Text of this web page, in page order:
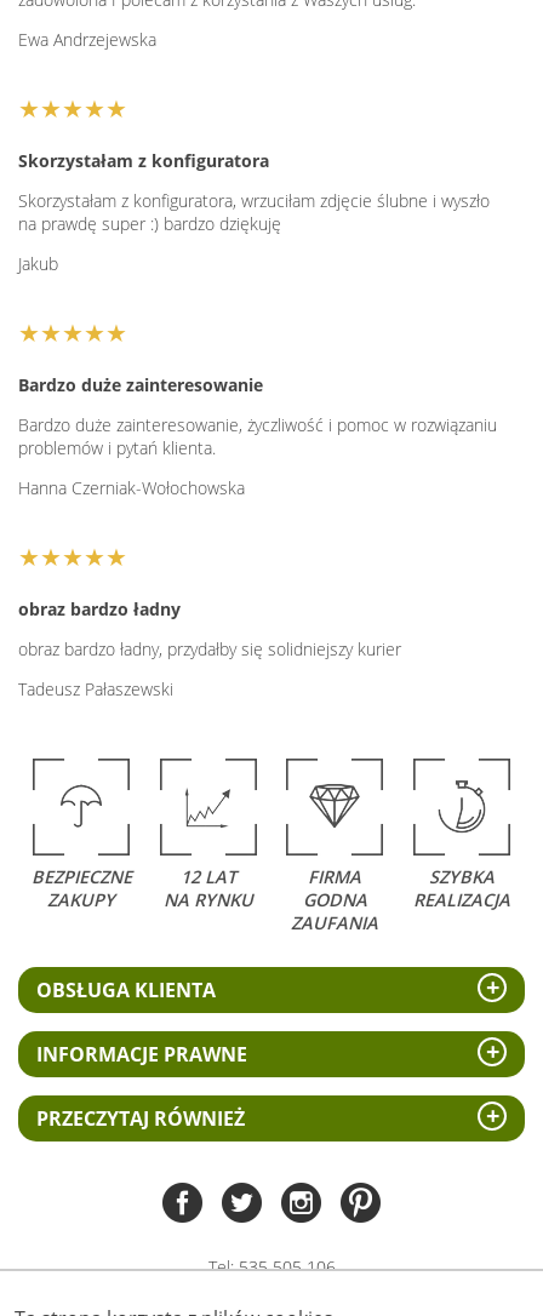
Ewa Andrzejewska
★★★★★
Skorzystałam z konfiguratora
Skorzystałam z konfiguratora, wrzuciłam zdjęcie ślubne i wyszło
na prawdę super :) bardzo dziękuję
Jakub
★★★★★
Bardzo duże zainteresowanie
Bardzo duże zainteresowanie, życzliwość i pomoc w rozwiązaniu
problemów i pytań klienta.
Hanna Czerniak-Wołochowska
★★★★★
obraz bardzo ładny
obraz bardzo ładny, przydałby się solidniejszy kurier
Tadeusz Pałaszewski
BEZPIECZNE
ZAKUPY
12 LAT
NA RYNKU
FIRMA
GODNA
ZAUFANIA
SZYBKA
REALIZACJA
OBSŁUGA KLIENTA
INFORMACJE PRAWNE
PRZECZYTAJ RÓWNIEŻ
Tel:535 505 106